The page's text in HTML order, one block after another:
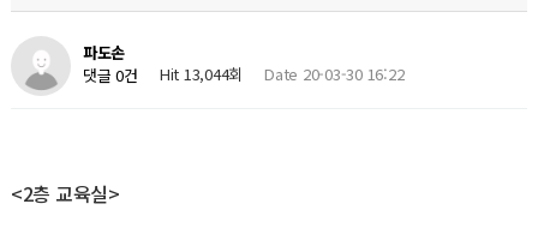
파도손
댓글 0건
Hit 13,044회 Date 20-03-30 16:22
<2층 교육실>